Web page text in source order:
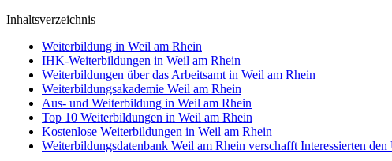
Inhaltsverzeichnis
Weiterbildung in Weil am Rhein
IHK-Weiterbildungen in Weil am Rhein
Weiterbildungen über das Arbeitsamt in Weil am Rhein
Weiterbildungsakademie Weil am Rhein
Aus- und Weiterbildung in Weil am Rhein
Top 10 Weiterbildungen in Weil am Rhein
Kostenlose Weiterbildungen in Weil am Rhein
Weiterbildungsdatenbank Weil am Rhein verschafft Interessierten